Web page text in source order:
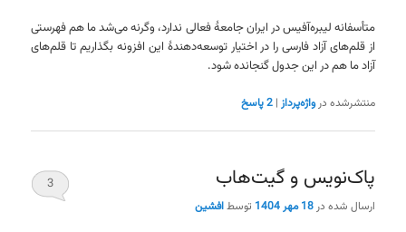
متأسفانه لیبره‌آفیس در ایران جامعهٔ فعالی ندارد، وگرنه می‌شد ما هم فهرستی
از قلم‌های آزاد فارسی را در اختیار توسعه‌دهندهٔ این افزونه بگذاریم تا قلم‌های
آزاد ما هم در این جدول گنجانده شود.
منتشرشده در واژه‌پرداز |
2پاسخ
پاک‌نویس و گیت‌هاب
ارسال شده در18 مهر 1404 توسطافشین
3